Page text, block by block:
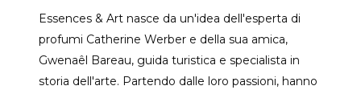
Essences & Art nasce da un'idea dell'esperta di
profumi Catherine Werber e della sua amica,
Gwenaêl Bareau, guida turistica e specialista in
storia dell'arte. Partendo dalle loro passioni, hanno